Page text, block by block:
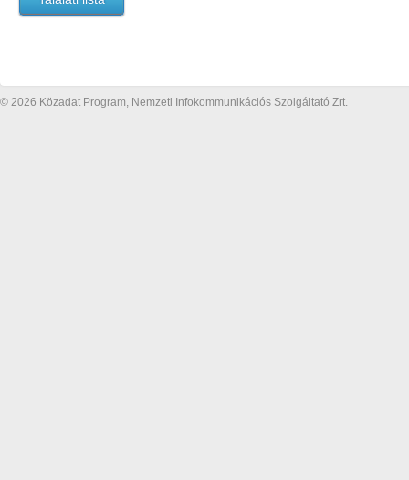
© 2026 Közadat Program, Nemzeti Infokommunikációs Szolgáltató Zrt.